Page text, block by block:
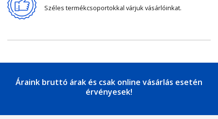
Széles termékcsoportokkal várjuk vásárlóinkat.
Áraink bruttó árak és csak online vásárlás esetén
érvényesek!